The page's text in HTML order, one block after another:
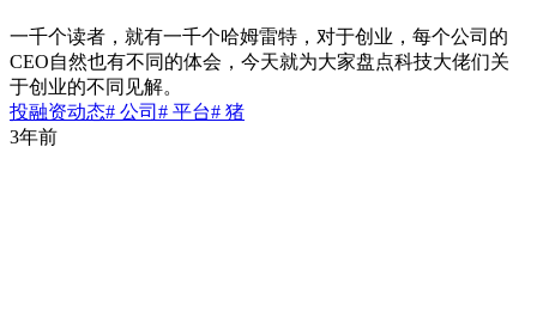
一千个读者，就有一千个哈姆雷特，对于创业，每个公司的
CEO自然也有不同的体会，今天就为大家盘点科技大佬们关
于创业的不同见解。
投融资动态# 公司 # 平台# 猪
3年前